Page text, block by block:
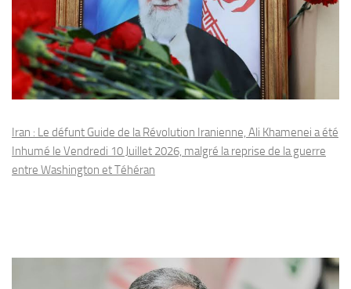
Iran : Le défunt Guide de la Révolution Iranienne, Ali Khamenei a été
Inhumé le Vendredi 10 Juillet 2026, malgré la reprise de la guerre
entre Washington et Téhéran